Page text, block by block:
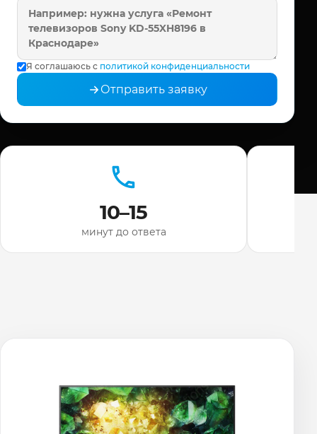
Я соглашаюсь с политикой конфиденциальности
Отправить заявку
10–15
минут до ответа